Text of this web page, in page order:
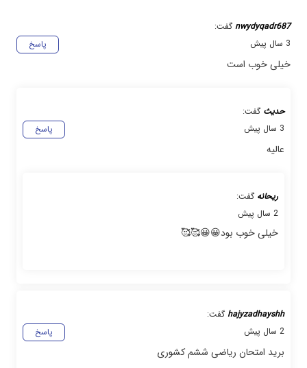
nwydyqadr687 گفت:
پاسخ
3 سال پیش
خیلی خوب است
حدیث گفت:
پاسخ
3 سال پیش
عالیه
ریحانه گفت:
2 سال پیش
خیلی خوب بود😀😀🥰🥰
hajyzadhayshh گفت:
پاسخ
2 سال پیش
برید امتحان ریاضی ششم کشوری